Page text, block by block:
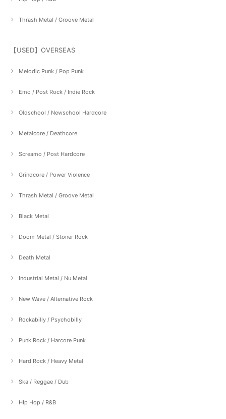
Thrash Metal / Groove Metal
【USED】OVERSEAS
Melodic Punk / Pop Punk
Emo / Post Rock / Indie Rock
Oldschool / Newschool Hardcore
Metalcore / Deathcore
Screamo / Post Hardcore
Grindcore / Power Violence
Thrash Metal / Groove Metal
Black Metal
Doom Metal / Stoner Rock
Death Metal
Industrial Metal / Nu Metal
New Wave / Alternative Rock
Rockabilly / Psychobilly
Punk Rock / Harcore Punk
Hard Rock / Heavy Metal
Ska / Reggae / Dub
HIp Hop / R&B